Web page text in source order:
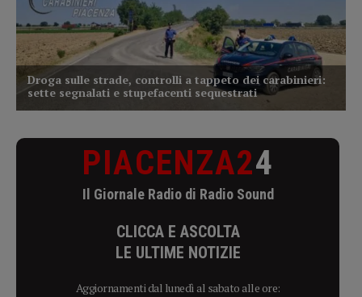
PIACENZA24
Il Giornale Radio di Radio Sound
CLICCA E ASCOLTA
LE ULTIME NOTIZIE
Aggiornamenti dal lunedì al sabato alle ore: